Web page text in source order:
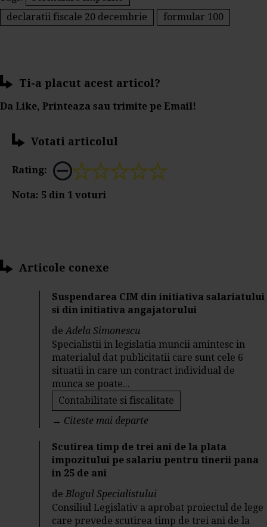
declaratii fiscale 20 decembrie
formular 100
Ti-a placut acest articol?
Da Like, Printeaza sau trimite pe Email!
Votati articolul
Rating:
Nota: 5 din 1 voturi
Articole conexe
Suspendarea CIM din initiativa salariatului
si din initiativa angajatorului
deAdela Simonescu
Specialistii in legislatia muncii amintesc in
materialul dat publicitatii care sunt cele 6
situatii in care un contract individual de
munca se poate...
Contabilitate si fiscalitate
→ Citeste mai departe
Scutirea timp de trei ani de la plata
impozitului pe salariu pentru tinerii pana
in 25 de ani
deBlogul Specialistului
Consiliul Legislativ a aprobat proiectul de lege
care prevede scutirea timp de trei ani de la